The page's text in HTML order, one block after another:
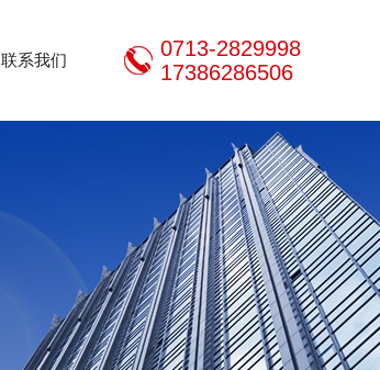
联系我们
0713-2829998
17386286506